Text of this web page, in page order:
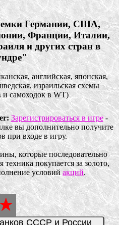
Германии, США,
Франции, Италии,
и других стран в
английская, японская,
израильская схемы
и самоходок в WT)
Зарегистрироваться в игре-
вы дополнительно получите
при входе в игру.
которые последовательно
покупается за золото,
условийакций.